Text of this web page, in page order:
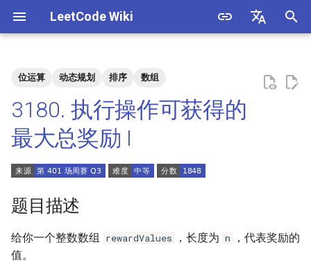
LeetCode Wiki
始
化
搜
索
擎
解法
方法一：排序 + 记忆化搜索
+ 二分查找
方法二：动态规划
方法三：动态规划 + 位运算
4. 二维数组中的查找
5. 替换空格
6. 从尾到头打印链表
7. 重建二叉树
9. 用两个栈实现队列
2. 二进制加法
3. 前 n 个数字二进制中 1 的个
数
4. 只出现一次的数字
5. 单词长度的最大乘积
1.2. 判定是否互为字符重排
1.3. URL 化
1.4. 回文排列
1.5. 一次编辑
1.6. 字符串压缩
位运算 动态规划 排序 数组
3180. 执行操作可获得的
最大总奖励 I
题目描述
给你一个整数数组 rewardValues ，长度为 n
，代表奖励的
值。